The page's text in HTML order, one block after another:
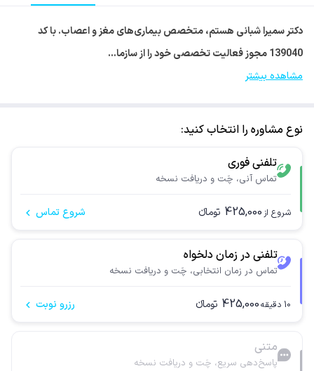
دکتر سمیرا شبانی هستم، متخصص بیماری‌های مغز و اعصاب. با کد
139040 مجوز فعالیت تخصصی خود را از سازما…
مشاهده بیشتر
نوع مشاوره را انتخاب کنید:
تلفنی فوری
تماس آنی، چَت و دریافت نسخه
شروع از 425,000 تومانء شروع تماس
تلفنی در زمان دلخواه
تماس در زمان انتخابی، چَت و دریافت نسخه
10 دقیقه425,000 تومانء رزرو نوبت
متنی
پاسخ‌دهی سریع، چَت و دریافت نسخه